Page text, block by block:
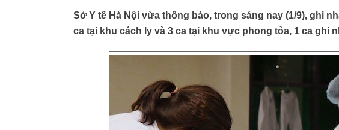
Sở Y tế Hà Nội vừa thông báo, trong sáng nay (1/9), ghi
ca tại khu cách ly và 3 ca tại khu vực phong tỏa, 1 ca ghi